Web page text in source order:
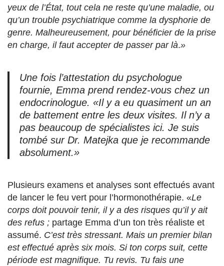
yeux de l’État, tout cela ne reste qu’une maladie, ou
qu’un trouble psychiatrique comme la dysphorie de
genre. Malheureusement, pour bénéficier de la prise
en charge, il faut accepter de passer par là.»
Une fois l’attestation du psychologue
fournie, Emma prend rendez-vous chez un
endocrinologue. «Il y a eu quasiment un an
de battement entre les deux visites. Il n’y a
pas beaucoup de spécialistes ici. Je suis
tombé sur Dr. Matejka que je recommande
absolument.»
Plusieurs examens et analyses sont effectués avant
de lancer le feu vert pour l’hormonothérapie. «Le
corps doit pouvoir tenir, il y a des risques qu’il y ait
des refus ; partage Emma d’un ton très réaliste et
assumé. C’est très stressant. Mais un premier bilan
est effectué après six mois. Si ton corps suit, cette
période est magnifique. Tu revis. Tu fais une